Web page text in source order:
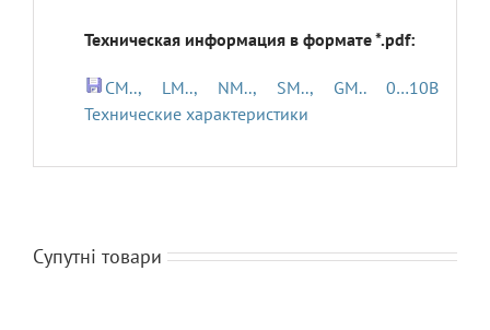
Техническая информация в формате *.pdf:
CM.., LM.., NM.., SM.., GM.. 0…10В
Технические характеристики
Супутні товари